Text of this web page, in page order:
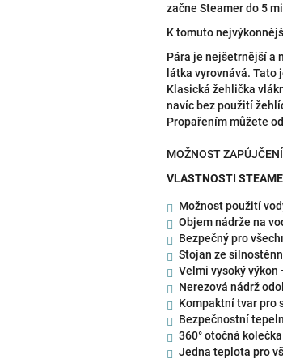
začne Steamer do 5
K tomuto
Pára je nejšetrnější a
látka vyrovnává.
Klasická žehlička
navíc bez použití
Propařením můžete
MOŽNOST
VLASTNOSTI
Možnost použití
Objem nádrže na
Bezpečný pro
Stojan ze
Velmi vysoký výkon
Nerezová nádrž
Kompaktní tvar pro
Bezpečnostní
360° otočná
Jedna teplota pro